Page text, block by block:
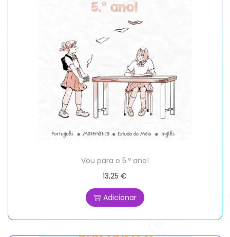
Vou para o 5.º ano!
13,25€
Adicionar